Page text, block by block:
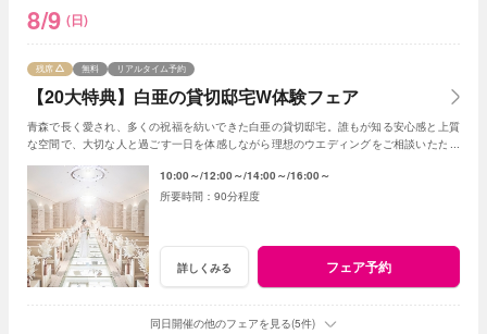
8/9 (日)
【20大特典】白亜の貸切邸宅W体験フェア
残席 無料 リアルタイム予約
青森で長く愛され、多くの祝福を紡いできた白亜の貸切邸宅。誰もが知る安心感と上質
な空間で、大切な人と過ごす一日を体感しながら理想のウエディングをご相談いただけ
10:00～ 12:00～ 14:00～ 16:00～
90分程度
詳しくみる フェア予約
同日開催の他のフェアを見る(5件)